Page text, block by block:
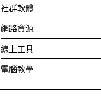
社群軟體
網路資源
線上工具
電腦教學